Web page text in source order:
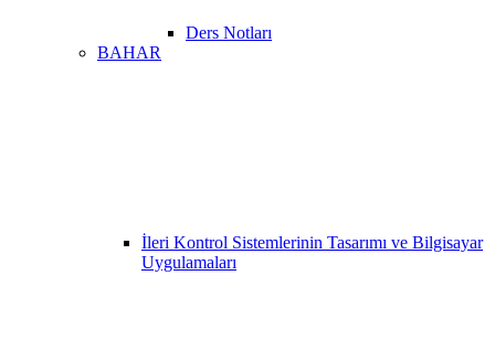
Ders Notları
BAHAR
İleri Kontrol Sistemlerinin Tasarımı ve Bilgisayar
Uygulamaları